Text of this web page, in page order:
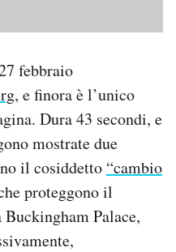
febbraio
, e finora è l’unico
Dura 43 secondi, e
mostrate due
il cosiddetto “cambio
proteggono il
Palace,